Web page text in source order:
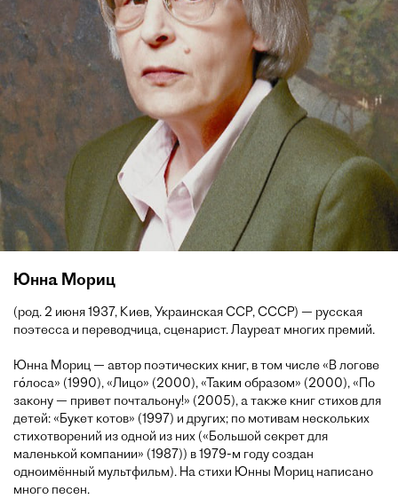
Юнна Мориц
(род. 2 июня 1937, Киев, Украинская ССР, СССР) — русская
поэтесса и переводчица, сценарист. Лауреат многих премий.
Юнна Мориц — автор поэтических книг, в том числе «В логове
го́лоса» (1990), «Лицо» (2000), «Таким образом» (2000), «По
закону — привет почтальону!» (2005), а также книг стихов для
детей: «Букет котов» (1997) и других; по мотивам нескольких
стихотворений из одной из них («Большой секрет для
маленькой компании» (1987)) в 1979-м году создан
одноимённый мультфильм). На стихи Юнны Мориц написано
много песен.